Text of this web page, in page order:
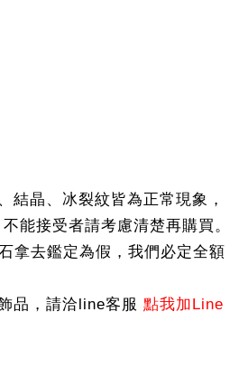
結晶、冰裂紋皆為正常現象，
能接受者請考慮清楚再購買。
拿去鑑定為假，我們必定全額
品，請洽line客服 點我加Line